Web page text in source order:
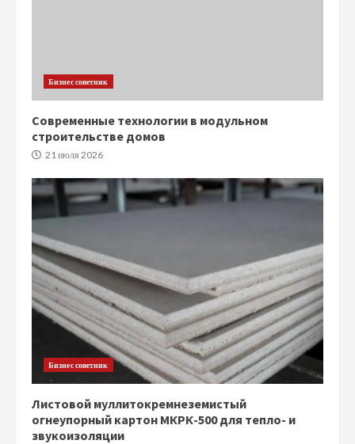
Бизнес советник
Современные технологии в модульном
строительстве домов
21 июля 2026
Бизнес советник
Листовой муллитокремнеземистый
огнеупорный картон МКРК-500 для тепло- и
звукоизоляции